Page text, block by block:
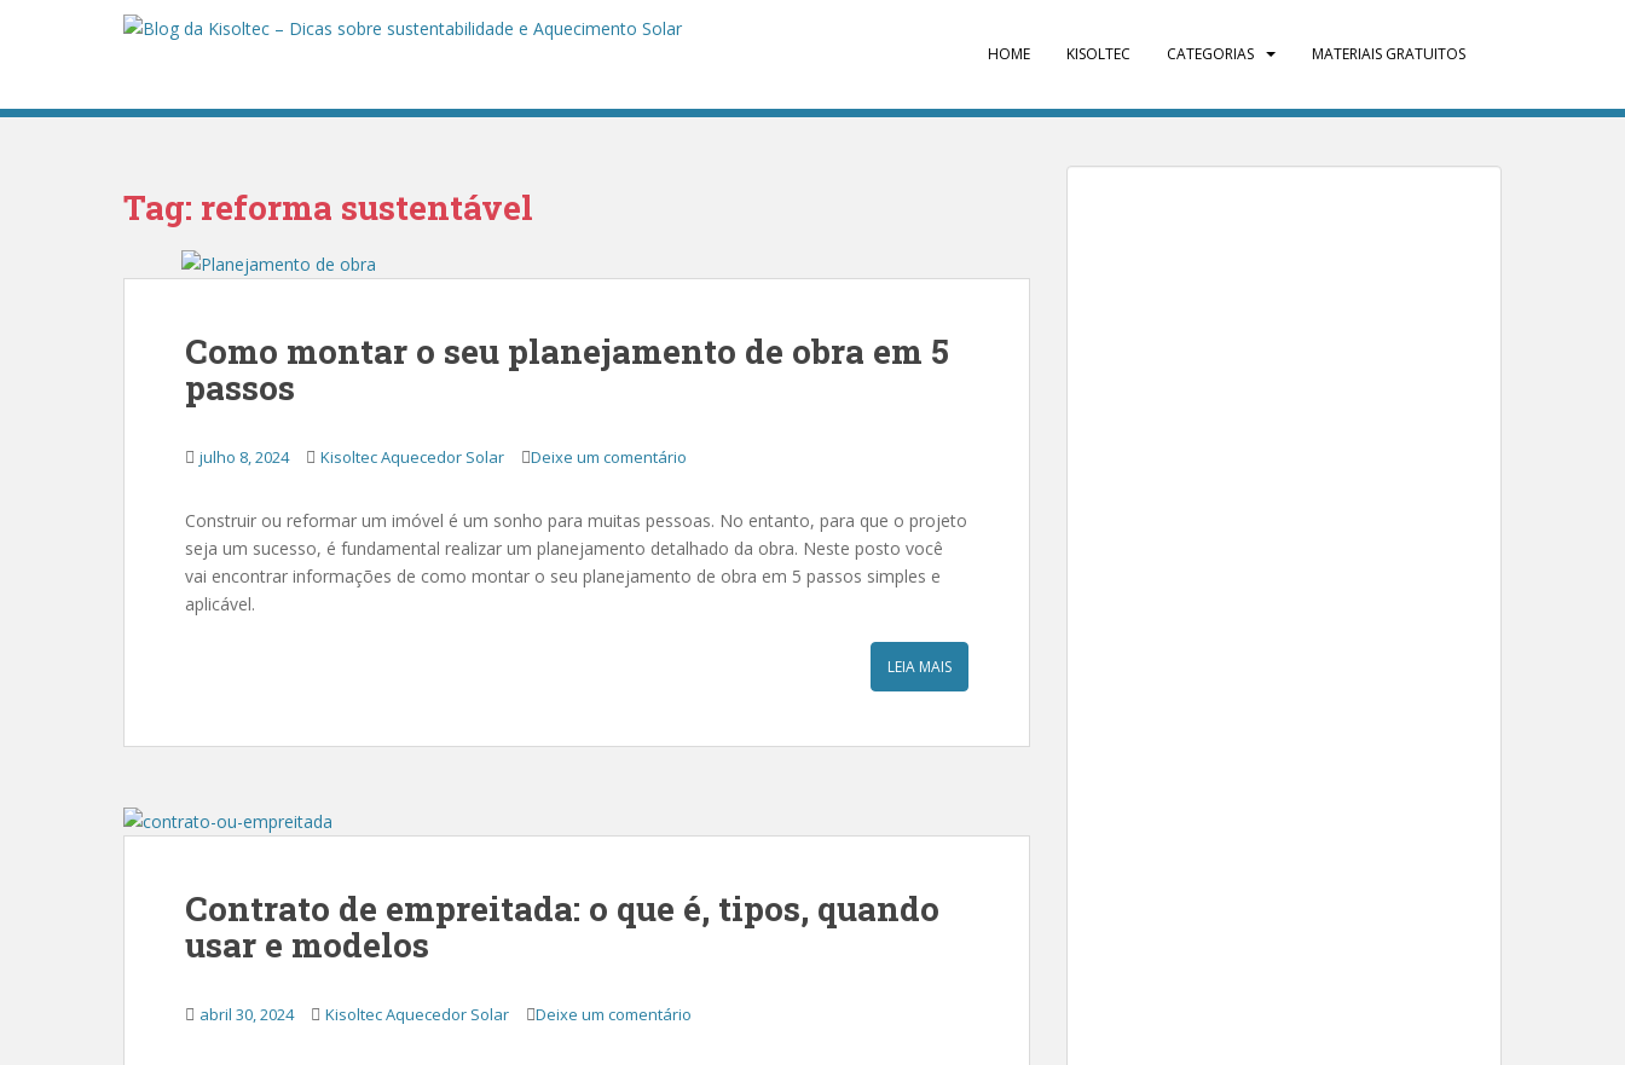
t
HOME KISOLTEC CATEGORIAS MATERIAIS GRATUITOS
Tag: reforma sustentável
Como montar o seu planejamento de obra em 5
passos
julho 8, 2024 Kisoltec Aquecedor Solar Deixe um comentário
Construir ou reformar um imóvel é um sonho para muitas pessoas. No entanto, para que o projeto
seja um sucesso, é fundamental realizar um planejamento detalhado da obra. Neste posto você
vai encontrar informações de como montar o seu planejamento de obra em 5 passos simples e
aplicável.
LEIA MAIS
Contrato de empreitada: o que é, tipos, quando
usar e modelos
abril 30, 2024 Kisoltec Aquecedor Solar Deixe um comentário